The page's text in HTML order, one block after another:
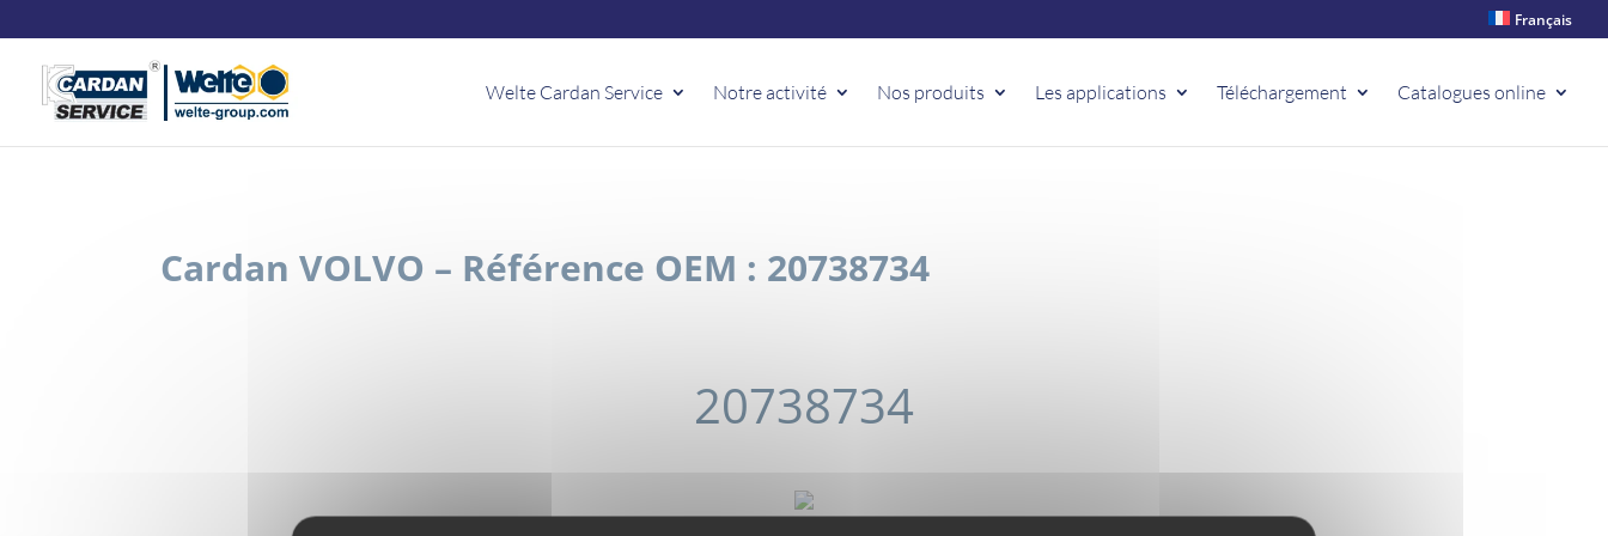
Français
Welte Cardan Service Notre activité Nos produits Les applications Téléchargement Catalogues online
Cardan VOLVO – Référence OEM : 20738734
20738734